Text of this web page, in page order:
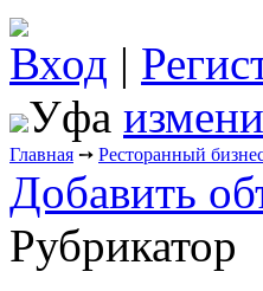
Вход |
Уфа
Главная ➙ Ресторанный
Добавить
Рубрикатор